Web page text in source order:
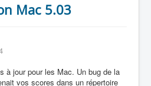
Mac 5.03
à jour pour les Mac. Un bug de la
vos scores dans un répertoire